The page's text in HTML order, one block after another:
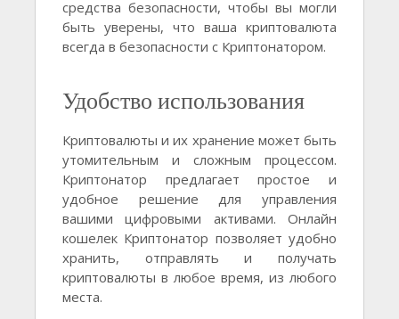
средства безопасности, чтобы вы могли
быть уверены, что ваша криптовалюта
всегда в безопасности с Криптонатором.
Удобство использования
Криптовалюты и их хранение может быть
утомительным и сложным процессом.
Криптонатор предлагает простое и
удобное решение для управления
вашими цифровыми активами. Онлайн
кошелек Криптонатор позволяет удобно
хранить, отправлять и получать
криптовалюты в любое время, из любого
места.